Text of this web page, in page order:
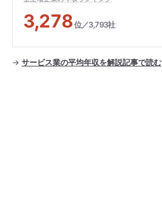
3,278位／3,793社
→ サービス業の平均年収を解説記事で読む